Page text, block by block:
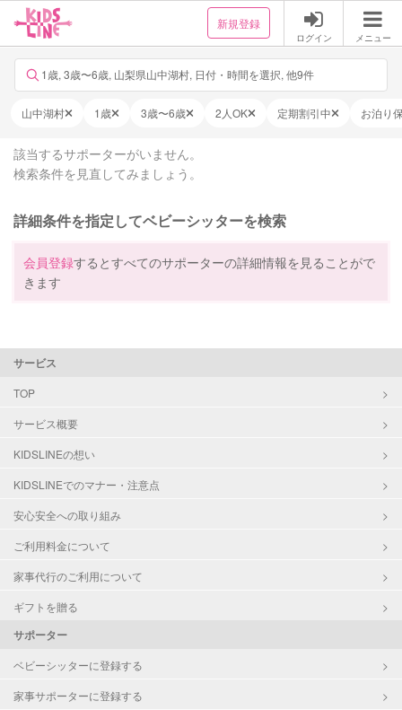
新規登録
ログイン メニュー
1歳, 3歳〜6歳, 山梨県山中湖村, 日付・時間を選択, 他9件
山中湖村 1歳 3歳〜6歳 2人OK 定期割引中 お泊り
該当するサポーターがいません。
検索条件を見直してみましょう。
詳細条件を指定してベビーシッターを検索
会員登録するとすべてのサポーターの詳細情報を見ることがで
きます
サービス
TOP
サービス概要
KIDSLINEの想い
KIDSLINEでのマナー・注意点
安心安全への取り組み
ご利用料金について
家事代行のご利用について
ギフトを贈る
サポーター
ベビーシッターに登録する
家事サポーターに登録する